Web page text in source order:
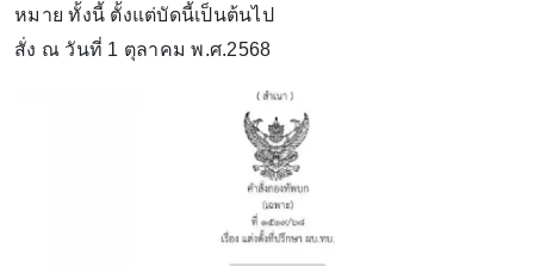
หมาย ทั้งนี้ ตั้งแต่บัดนี้เป็นต้นไป
สั่ง ณ วันที่ 1 ตุลาคม พ.ศ.2568